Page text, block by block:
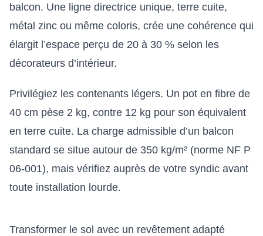
balcon. Une ligne directrice unique, terre cuite,
métal zinc ou même coloris, crée une cohérence qui
élargit l’espace perçu de 20 à 30 % selon les
décorateurs d’intérieur.
Privilégiez les contenants légers. Un pot en fibre de
40 cm pèse 2 kg, contre 12 kg pour son équivalent
en terre cuite. La charge admissible d’un balcon
standard se situe autour de 350 kg/m² (norme NF P
06-001), mais vérifiez auprès de votre syndic avant
toute installation lourde.
Transformer le sol avec un revêtement adapté